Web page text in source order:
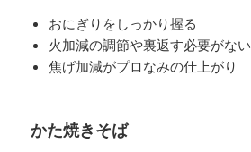
おにぎりをしっかり握る
火加減の調節や裏返す必要がない
焦げ加減がプロなみの仕上がり
かた焼きそば